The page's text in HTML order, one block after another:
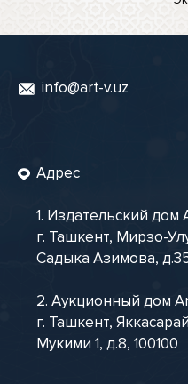
info@art-v.uz
Адрес
1. Издательский дом
г. Ташкент, Мирзо-
Садыка Азимова,
2. Аукционный дом
г. Ташкент,
Мукими 1, д.8, 100100